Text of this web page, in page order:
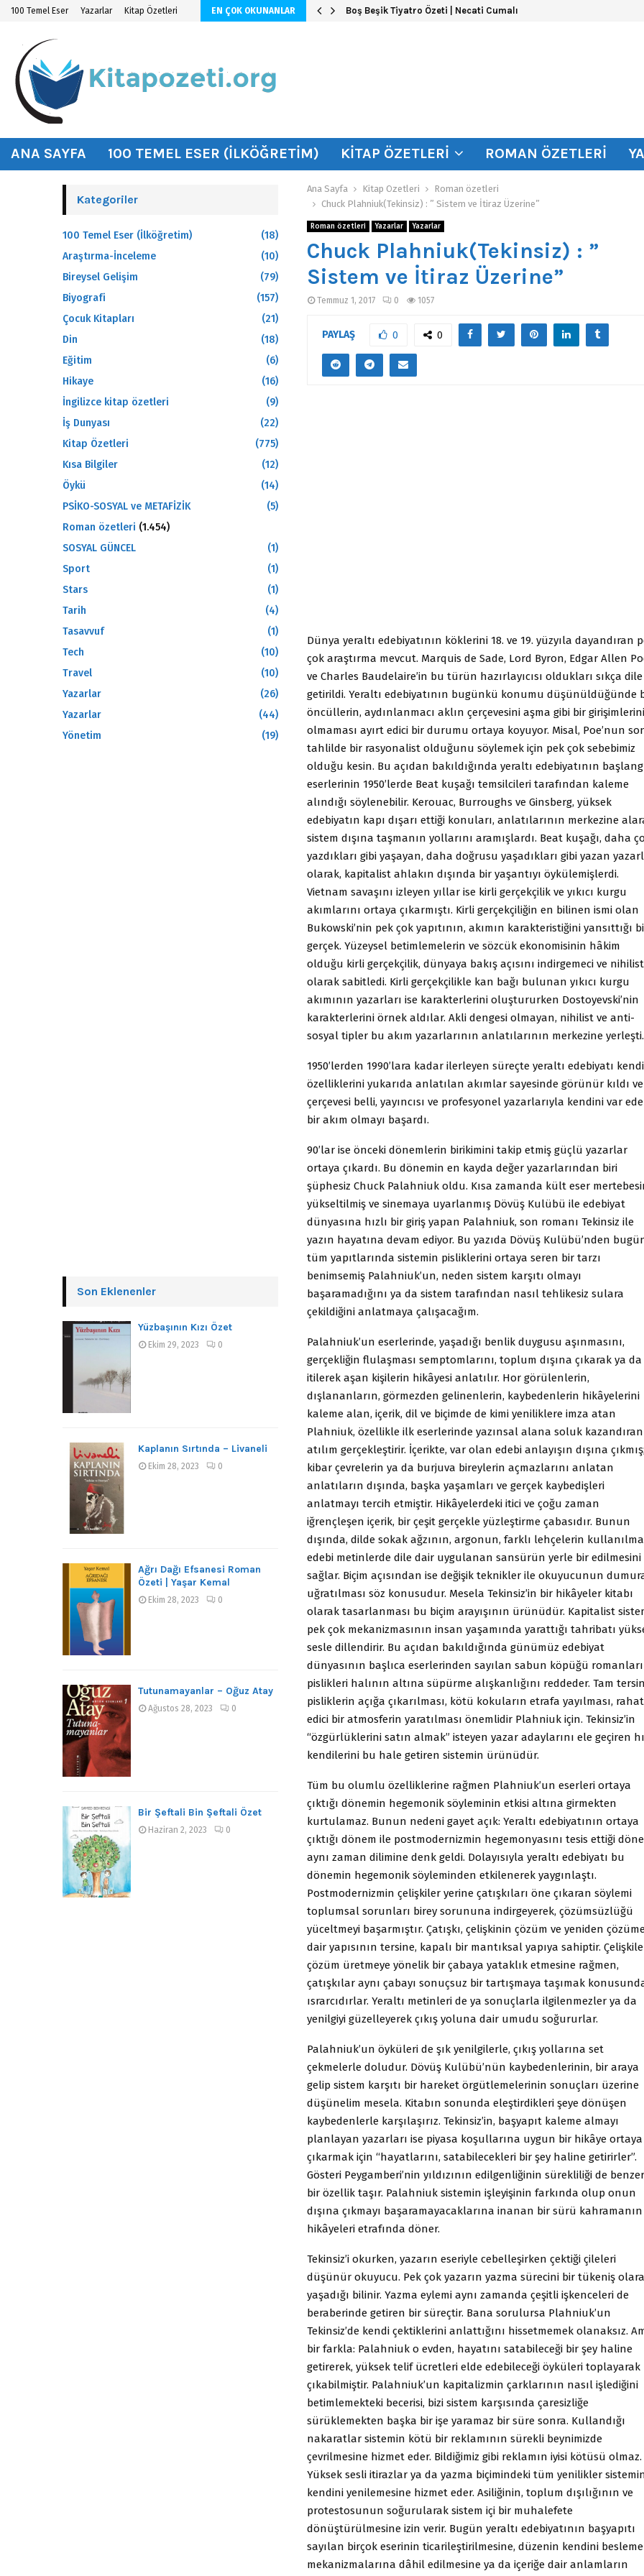
100 Temel Eser Yazarlar Kitap Özetleri EN ÇOK OKUNANLAR
ÖZETİ Boş Beşik Tiyatro Özeti | Necati Cumalı
ANA SAYFA 100 TEMEL ESER (İLKÖĞRETIM) KITAP ÖZETLERI ROMAN ÖZETLERI
Ana Sayfa Kitap Özetleri
Roman özetleri
Chuck Plahniuk(Tekinsiz) : ” Sistem ve İtiraz Üzerine”
Roman özetleri Yazarlar Yazarlar
Chuck Plahniuk(Tekinsiz) : ”
Sistem ve İtiraz Üzerine”
Temmuz 1, 2017 0 1057
PAYLAŞ 0 0
Dünya yeraltı edebiyatının köklerini 18. ve 19. yüzyıla dayandıran
çok araştırma mevcut. Marquis de Sade, Lord Byron, Edgar Allen
ve Charles Baudelaire’in bu türün hazırlayıcısı oldukları sıkça dile
getirildi. Yeraltı edebiyatının bugünkü konumu düşünüldüğünde
öncüllerin, aydınlanmacı aklın çerçevesini aşma gibi bir
olmaması ayırt edici bir durumu ortaya koyuyor. Misal, Poe’nun
tahlilde bir rasyonalist olduğunu söylemek için pek çok sebebimiz
olduğu kesin. Bu açıdan bakıldığında yeraltı edebiyatının
eserlerinin 1950’lerde Beat kuşağı temsilcileri tarafından kaleme
alındığı söylenebilir. Kerouac, Burroughs ve Ginsberg, yüksek
edebiyatın kapı dışarı ettiği konuları, anlatılarının merkezine
sistem dışına taşmanın yollarını aramışlardı. Beat kuşağı, daha
yazdıkları gibi yaşayan, daha doğrusu yaşadıkları gibi yazan
olarak, kapitalist ahlakın dışında bir yaşantıyı öykülemişlerdi.
Vietnam savaşını izleyen yıllar ise kirli gerçekçilik ve yıkıcı kurgu
akımlarını ortaya çıkarmıştı. Kirli gerçekçiliğin en bilinen ismi olan
Bukowski’nin pek çok yapıtının, akımın karakteristiğini yansıttığı
gerçek. Yüzeysel betimlemelerin ve sözcük ekonomisinin hâkim
olduğu kirli gerçekçilik, dünyaya bakış açısını indirgemeci ve nihilist
olarak sabitledi. Kirli gerçekçilikle kan bağı bulunan yıkıcı kurgu
akımının yazarları ise karakterlerini oluştururken Dostoyevski’nin
karakterlerini örnek aldılar. Akli dengesi olmayan, nihilist ve anti-
sosyal tipler bu akım yazarlarının anlatılarının merkezine yerleşti.
1950’lerden 1990’lara kadar ilerleyen süreçte yeraltı edebiyatı kendi
özelliklerini yukarıda anlatılan akımlar sayesinde görünür kıldı ve
çerçevesi belli, yayıncısı ve profesyonel yazarlarıyla kendini var
bir akım olmayı başardı.
90’lar ise önceki dönemlerin birikimini takip etmiş güçlü yazarlar
ortaya çıkardı. Bu dönemin en kayda değer yazarlarından biri
şüphesiz Chuck Palahniuk oldu. Kısa zamanda kült eser
yükseltilmiş ve sinemaya uyarlanmış Dövüş Kulübü ile edebiyat
dünyasına hızlı bir giriş yapan Palahniuk, son romanı Tekinsiz ile
yazın hayatına devam ediyor. Bu yazıda Dövüş Kulübü’nden
tüm yapıtlarında sistemin pisliklerini ortaya seren bir tarzı
benimsemiş Palahniuk’un, neden sistem karşıtı olmayı
başaramadığını ya da sistem tarafından nasıl tehlikesiz sulara
çekildiğini anlatmaya çalışacağım.
Palahniuk’un eserlerinde, yaşadığı benlik duygusu aşınmasını,
gerçekliğin flulaşması semptomlarını, toplum dışına çıkarak ya da
itilerek aşan kişilerin hikâyesi anlatılır. Hor görülenlerin,
dışlananların, görmezden gelinenlerin, kaybedenlerin hikâyelerini
kaleme alan, içerik, dil ve biçimde de kimi yeniliklere imza atan
Plahniuk, özellikle ilk eserlerinde yazınsal alana soluk
atılım gerçekleştirir. İçerikte, var olan edebi anlayışın dışına çıkmış;
kibar çevrelerin ya da burjuva bireylerin açmazlarını anlatan
anlatıların dışında, başka yaşamları ve gerçek kaybedişleri
anlatmayı tercih etmiştir. Hikâyelerdeki itici ve çoğu zaman
iğrençleşen içerik, bir çeşit gerçekle yüzleştirme çabasıdır. Bunun
dışında, dilde sokak ağzının, argonun, farklı lehçelerin
edebi metinlerde dile dair uygulanan sansürün yerle bir edilmesini
sağlar. Biçim açısından ise değişik teknikler ile okuyucunun
uğratılması söz konusudur. Mesela Tekinsiz’in bir hikâyeler kitabı
olarak tasarlanması bu biçim arayışının ürünüdür. Kapitalist
pek çok mekanizmasının insan yaşamında yarattığı tahribatı
sesle dillendirir. Bu açıdan bakıldığında günümüz edebiyat
dünyasının başlıca eserlerinden sayılan sabun köpüğü
pislikleri halının altına süpürme alışkanlığını reddeder. Tam
pisliklerin açığa çıkarılması, kötü kokuların etrafa yayılması,
edici bir atmosferin yaratılması önemlidir Plahniuk için. Tekinsiz’in
“özgürlüklerini satın almak” isteyen yazar adaylarını ele geçiren
kendilerini bu hale getiren sistemin ürünüdür.
Tüm bu olumlu özelliklerine rağmen Plahniuk’un eserleri ortaya
çıktığı dönemin hegemonik söyleminin etkisi altına girmekten
kurtulamaz. Bunun nedeni gayet açık: Yeraltı edebiyatının ortaya
çıktığı dönem ile postmodernizmin hegemonyasını tesis ettiği
aynı zaman dilimine denk geldi. Dolayısıyla yeraltı edebiyatı bu
dönemin hegemonik söyleminden etkilenerek yaygınlaştı.
Postmodernizmin çelişkiler yerine çatışkıları öne çıkaran söylemi
toplumsal sorunları birey sorununa indirgeyerek, çözümsüzlüğü
yüceltmeyi başarmıştır. Çatışkı, çelişkinin çözüm ve yeniden
dair yapısının tersine, kapalı bir mantıksal yapıya sahiptir.
çözüm üretmeye yönelik bir çabaya yataklık etmesine rağmen,
çatışkılar aynı çabayı sonuçsuz bir tartışmaya taşımak
ısrarcıdırlar. Yeraltı metinleri de ya sonuçlarla ilgilenmezler ya da
yenilgiyi güzelleyerek çıkış yoluna dair umudu soğururlar.
Palahniuk’un öyküleri de şık yenilgilerle, çıkış yollarına set
çekmelerle doludur. Dövüş Kulübü’nün kaybedenlerinin, bir araya
gelip sistem karşıtı bir hareket örgütlemelerinin sonuçları üzerine
düşünelim mesela. Kitabın sonunda eleştirdikleri şeye dönüşen
kaybedenlerle karşılaşırız. Tekinsiz’in, başyapıt kaleme almayı
planlayan yazarları ise piyasa koşullarına uygun bir hikâye ortaya
çıkarmak için “hayatlarını, satabilecekleri bir şey haline getirirler”.
Gösteri Peygamberi’nin yıldızının edilgenliğinin sürekliliği de benzer
bir özellik taşır. Palahniuk sistemin işleyişinin farkında olup onun
dışına çıkmayı başaramayacaklarına inanan bir sürü kahramanın
hikâyeleri etrafında döner.
Tekinsiz’i okurken, yazarın eseriyle cebelleşirken çektiği çileleri
düşünür okuyucu. Pek çok yazarın yazma sürecini bir tükeniş
yaşadığı bilinir. Yazma eylemi aynı zamanda çeşitli işkenceleri de
beraberinde getiren bir süreçtir. Bana sorulursa Plahniuk’un
Tekinsiz’de kendi çektiklerini anlattığını hissetmemek olanaksız.
bir farkla: Palahniuk o evden, hayatını satabileceği bir şey haline
getirerek, yüksek telif ücretleri elde edebileceği öyküleri toplayarak
çıkabilmiştir. Palahniuk’un kapitalizmin çarklarının nasıl işlediğini
betimlemekteki becerisi, bizi sistem karşısında çaresizliğe
sürüklemekten başka bir işe yaramaz bir süre sonra. Kullandığı
nakaratlar sistemin kötü bir reklamının sürekli beynimizde
çevrilmesine hizmet eder. Bildiğimiz gibi reklamın iyisi kötüsü olmaz.
Yüksek sesli itirazlar ya da yazma biçimindeki tüm yenilikler
kendini yenilemesine hizmet eder. Asiliğinin, toplum dışılığının ve
protestosunun soğurularak sistem içi bir muhalefete
dönüştürülmesine izin verir. Bugün yeraltı edebiyatının başyapıtı
sayılan birçok eserinin ticarileştirilmesine, düzenin kendini besleme
mekanizmalarına dâhil edilmesine ya da içeriğe dair anlamların
Kategoriler
100 Temel Eser (İlköğretim)
(18)
Araştırma-İnceleme
(10)
Bireysel Gelişim
(79)
Biyografi
(157)
Çocuk Kitapları
(21)
Din
(18)
Eğitim
(6)
Hikaye
(16)
İngilizce kitap özetleri
(9)
İş Dunyası
(22)
Kitap Özetleri
(775)
Kısa Bilgiler
(12)
Öykü
(14)
PSİKO-SOSYAL ve METAFİZİK
(5)
Roman özetleri (1.454)
SOSYAL GÜNCEL
(1)
Sport
(1)
Stars
(1)
Tarih
(4)
Tasavvuf
(1)
Tech
(10)
Travel
(10)
Yazarlar
(26)
Yazarlar
(44)
Yönetim
(19)
Son Eklenenler
Yüzbaşının Kızı Özet
Ekim 29, 2023 0
Kaplanın Sırtında – Livaneli
Ekim 28, 2023 0
Ağrı Dağı Efsanesi Roman
Özeti | Yaşar Kemal
Ekim 28, 2023 0
Tutunamayanlar – Oğuz Atay
Ağustos 28, 2023 0
Bir Şeftali Bin Şeftali Özet
Haziran 2, 2023 0